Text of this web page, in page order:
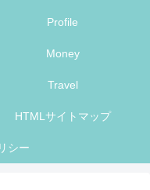
Profile
Money
Travel
HTMLサイトマップ
シー